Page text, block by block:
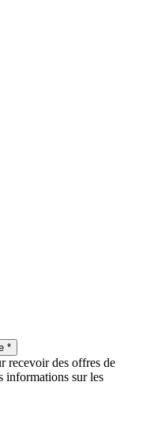
*
recevoir des offres de
informations sur les